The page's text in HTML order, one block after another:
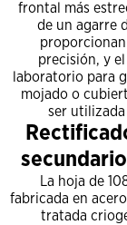
frontal más
de un agarre
precisión, y
laboratorio para
mojado o
ser
La hoja de
fabricada en
tratada